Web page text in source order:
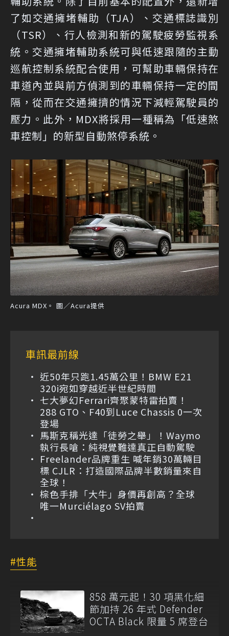
了如交通擁堵輔助（TJA）、交通標誌識別
（TSR）、行人檢測和新的駕駛疲勞監視系
統。交通擁堵輔助系統可與低速跟隨的主動
巡航控制系統配合使用，可幫助車輛保持在
車道內並與前方偵測到的車輛保持一定的間
隔，從而在交通擁擠的情況下減輕駕駛員的
壓力。此外，MDX將採用一種稱為「低速煞
車控制」的新型自動煞停系統。
Acura MDX。 圖／Acura提供
車訊最前線
近50年只跑1.45萬公里！BMW E21
320i宛如穿越近半世紀時間
七大夢幻Ferrari齊聚蒙特雷拍賣！
288 GTO、F40到Luce Chassis 0一次
登場
馬斯克稱光達「徒勞之舉」！Waymo
執行長嗆：純視覺難達真正自動駕駛
Freelander品牌重生 喊年銷30萬輛目
標 CJLR：打造國際品牌半數銷量來自
全球！
棕色手排「大牛」身價再創高？全球
唯一Murciélago SV拍賣
性能
858 萬元起！30 項黑化細
節加持 26 年式 Defender
OCTA Black 限量 5 席登台